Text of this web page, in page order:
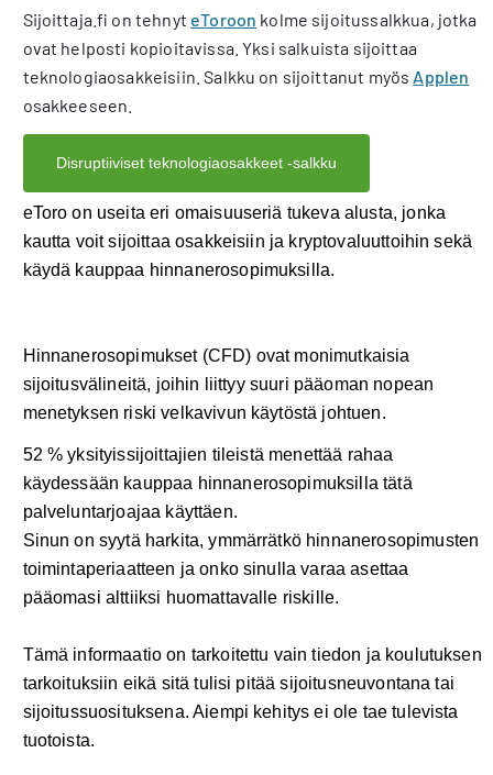
Sijoittaja.fi on tehnyt eToroon kolme sijoitussalkkua, jotka
ovat helposti kopioitavissa. Yksi salkuista sijoittaa
teknologiaosakkeisiin. Salkku on sijoittanut myös Applen
osakkeeseen.
Disruptiiviset teknologiaosakkeet -salkku
eToro on useita eri omaisuuseriä tukeva alusta, jonka
kautta voit sijoittaa osakkeisiin ja kryptovaluuttoihin sekä
käydä kauppaa hinnanerosopimuksilla.
Hinnanerosopimukset (CFD) ovat monimutkaisia
sijoitusvälineitä, joihin liittyy suuri pääoman nopean
menetyksen riski velkavivun käytöstä johtuen.
52 % yksityissijoittajien tileistä menettää rahaa
käydessään kauppaa hinnanerosopimuksilla tätä
palveluntarjoajaa käyttäen.
Sinun on syytä harkita, ymmärrätkö hinnanerosopimusten
toimintaperiaatteen ja onko sinulla varaa asettaa
pääomasi alttiiksi huomattavalle riskille.
Tämä informaatio on tarkoitettu vain tiedon ja koulutuksen
tarkoituksiin eikä sitä tulisi pitää sijoitusneuvontana tai
sijoitussuosituksena. Aiempi kehitys ei ole tae tulevista
tuotoista.